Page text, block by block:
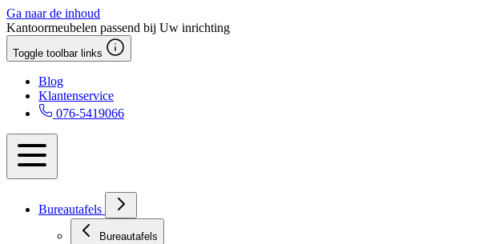
Ga naar de inhoud
Kantoormeubelen passend bij Uw inrichting
Toggle toolbar links
Blog
Klantenservice
076-5419066
Bureautafels
Bureautafels